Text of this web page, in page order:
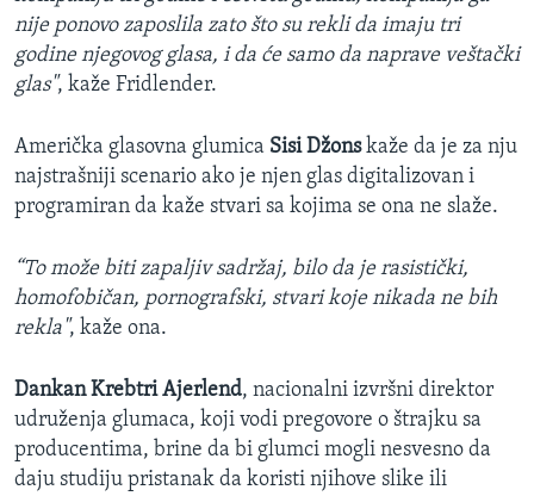
nije ponovo zaposlila zato što su rekli da imaju tri
godine njegovog glasa, i da će samo da naprave veštački
glas", kaže Fridlender.
Američka glasovna glumica Sisi Džonskaže da je za nju
najstrašniji scenario ako je njen glas digitalizovan i
programiran da kaže stvari sa kojima se ona ne slaže.
“To može biti zapaljiv sadržaj, bilo da je rasistički,
homofobičan, pornografski, stvari koje nikada ne bih
rekla", kaže ona.
Dankan Krebtri Ajerlend, nacionalni izvršni direktor
udruženja glumaca, koji vodi pregovore o štrajku sa
producentima, brine da bi glumci mogli nesvesno da
daju studiju pristanak da koristi njihove slike ili